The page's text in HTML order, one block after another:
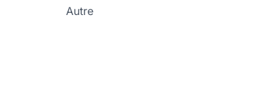
Autre